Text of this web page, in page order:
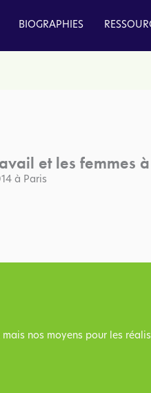
BIOGRAPHIES
et les femmes
à Paris
nos moyens pour les